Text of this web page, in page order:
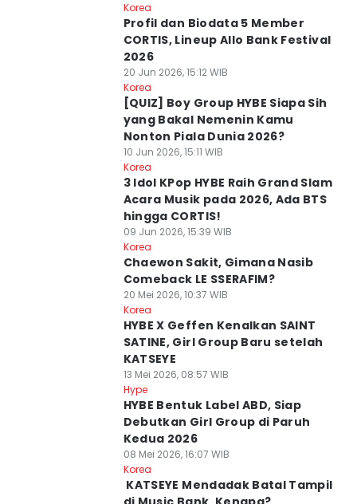
Korea
Profil dan Biodata 5 Member
CORTIS, Lineup Allo Bank Festival
2026
20 Jun 2026, 15:12 WIB
Korea
[QUIZ] Boy Group HYBE Siapa Sih
yang Bakal Nemenin Kamu
Nonton Piala Dunia 2026?
10 Jun 2026, 15:11 WIB
Korea
3 Idol KPop HYBE Raih Grand Slam
Acara Musik pada 2026, Ada BTS
hingga CORTIS!
09 Jun 2026, 15:39 WIB
Korea
Chaewon Sakit, Gimana Nasib
Comeback LE SSERAFIM?
20 Mei 2026, 10:37 WIB
Korea
HYBE X Geffen Kenalkan SAINT
SATINE, Girl Group Baru setelah
KATSEYE
13 Mei 2026, 08:57 WIB
Hype
HYBE Bentuk Label ABD, Siap
Debutkan Girl Group di Paruh
Kedua 2026
08 Mei 2026, 16:07 WIB
Korea
⁠ KATSEYE Mendadak Batal Tampil